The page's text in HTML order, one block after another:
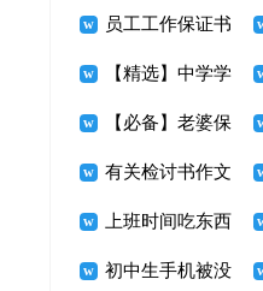
员工工作保证书
【精选】中学学
生手机检讨书三
篇
【必备】老婆保
证书三篇
有关检讨书作文
集合五篇
上班时间吃东西
检讨书
初中生手机被没